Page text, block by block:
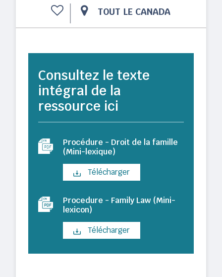
TOUT LE CANADA
Consultez le texte
intégral de la
ressource ici
Procédure - Droit de la famille
(Mini-lexique)
Télécharger
Procedure - Family Law (Mini-
lexicon)
Télécharger